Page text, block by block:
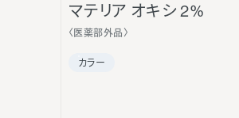
マテリア オキシ 2%
〈医薬部外品〉
カラー